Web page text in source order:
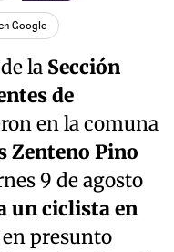
Google
la Sección
de
en la comuna
Zenteno Pino
9 de agosto
un ciclista en
presunto